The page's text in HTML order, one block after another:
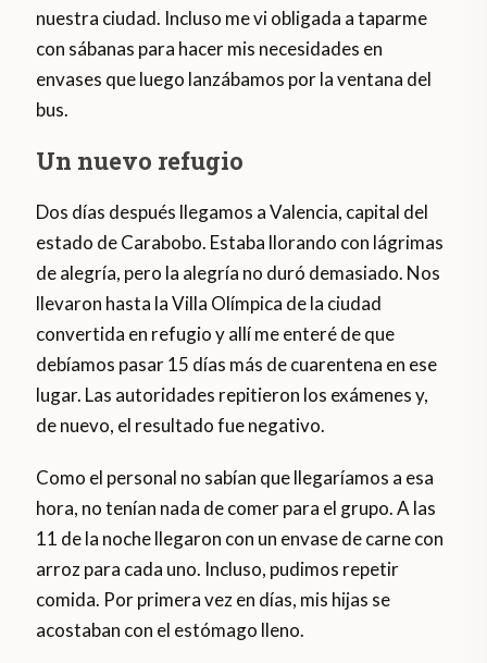
nuestra ciudad. Incluso me vi obligada a taparme
con sábanas para hacer mis necesidades en
envases que luego lanzábamos por la ventana del
bus.
Un nuevo refugio
Dos días después llegamos a Valencia, capital del
estado de Carabobo. Estaba llorando con lágrimas
de alegría, pero la alegría no duró demasiado. Nos
llevaron hasta la Villa Olímpica de la ciudad
convertida en refugio y allí me enteré de que
debíamos pasar 15 días más de cuarentena en ese
lugar. Las autoridades repitieron los exámenes y,
de nuevo, el resultado fue negativo.
Como el personal no sabían que llegaríamos a esa
hora, no tenían nada de comer para el grupo. A las
11 de la noche llegaron con un envase de carne con
arroz para cada uno. Incluso, pudimos repetir
comida. Por primera vez en días, mis hijas se
acostaban con el estómago lleno.